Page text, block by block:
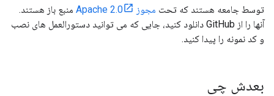
توسط جامعه هستند که تحت مجوز Apache 2.0
منبع باز هستند.
آنها را از GitHub دانلود کنید، جایی که می توانید دستورالعمل های نصب
و کد نمونه را پیدا کنید.
بعدش چی